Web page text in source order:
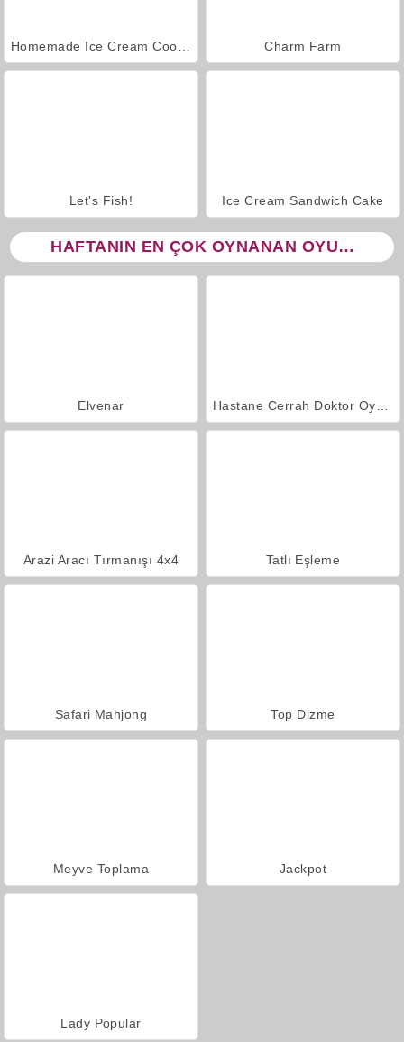
Charm Farm
Let's Fish! Ice Cream Sandwich Cake
HAFTANIN EN ÇOK OYNANAN OYUNLARI
Elvenar
Arazi Aracı Tırmanışı 4x4 Tatlı Eşleme
Safari Mahjong Top Dizme
Meyve Toplama Jackpot
Lady Popular